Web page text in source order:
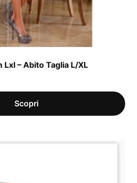
Lxl – Abito Taglia L/XL